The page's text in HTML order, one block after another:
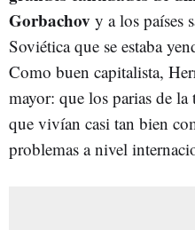
Gorbachov y a los países
Soviética que se estaba
Como buen capitalista,
mayor: que los parias de
que vivían casi tan bien
problemas a nivel